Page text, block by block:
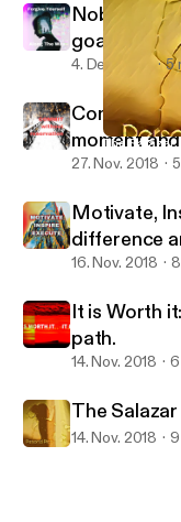
The Salazar
Joe & The
Nobody's
goals and
4. Dez. 2018 5
Commit
moment
27. Nov. 2018
Motivate,
difference
16. Nov. 2018
It is Worth
path.
14. Nov. 2018
The
14. Nov. 2018